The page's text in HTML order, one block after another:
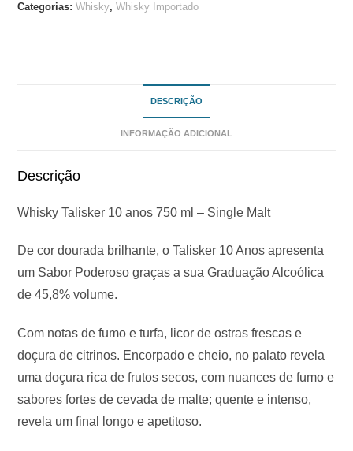
Categorias:Whisky,Whisky Importado
DESCRIÇÃO
INFORMAÇÃO ADICIONAL
Descrição
Whisky Talisker 10 anos 750 ml – Single Malt
De cor dourada brilhante, o Talisker 10 Anos apresenta
um Sabor Poderoso graças a sua Graduação Alcoólica
de 45,8% volume.
Com notas de fumo e turfa, licor de ostras frescas e
doçura de citrinos. Encorpado e cheio, no palato revela
uma doçura rica de frutos secos, com nuances de fumo e
sabores fortes de cevada de malte; quente e intenso,
revela um final longo e apetitoso.